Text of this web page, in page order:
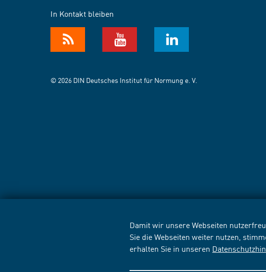
Damit wir unsere Webseiten
Sie die Webseiten weiter nutzen,
erhalten Sie in unseren
In Kontakt bleiben
© 2026 DIN Deutsches Institut für Normung e. V.